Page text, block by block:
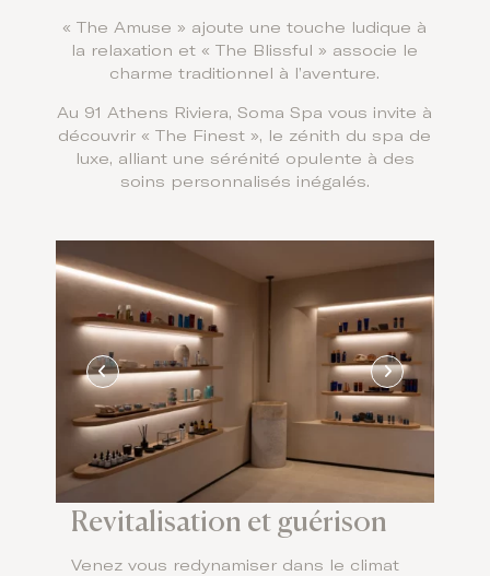
« The Amuse » ajoute une touche ludique à
la relaxation et « The Blissful » associe le
charme traditionnel à l’aventure.
Au 91 Athens Riviera, Soma Spa vous invite à
découvrir « The Finest », le zénith du spa de
luxe, alliant une sérénité opulente à des
soins personnalisés inégalés.
Revitalisation et guérison
Venez vous redynamiser dans le climat